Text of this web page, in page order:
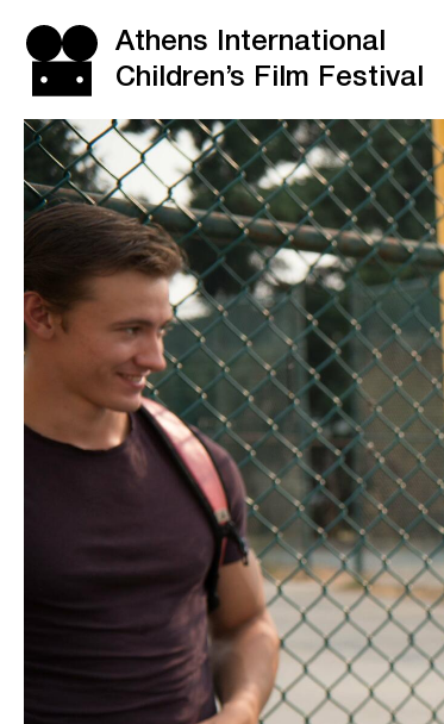
Athens International
Children’s Film Festival